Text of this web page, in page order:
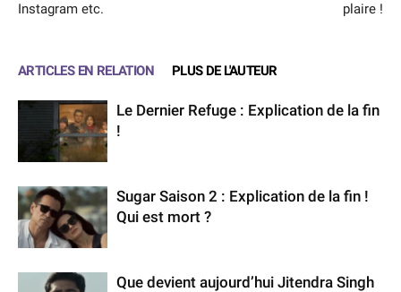
Instagram etc.
plaire !
ARTICLES EN RELATION PLUS DE L'AUTEUR
Le Dernier Refuge : Explication de la fin
!
Sugar Saison 2 : Explication de la fin !
Qui est mort ?
Que devient aujourd’hui Jitendra Singh